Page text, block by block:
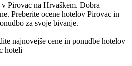
Pirovac na Hrvaškem. Dobra
Preberite ocene hotelov Pirovac in
za svoje bivanje.
najnovejše cene in ponudbe hotelov
hoteli